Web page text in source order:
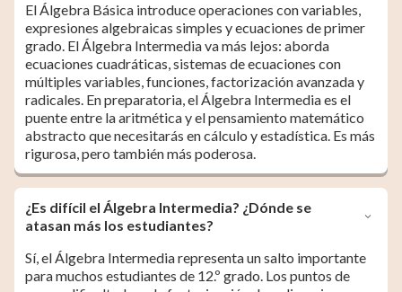
El Álgebra Básica introduce operaciones con variables,
expresiones algebraicas simples y ecuaciones de primer
grado. El Álgebra Intermedia va más lejos: aborda
ecuaciones cuadráticas, sistemas de ecuaciones con
múltiples variables, funciones, factorización avanzada y
radicales. En preparatoria, el Álgebra Intermedia es el
puente entre la aritmética y el pensamiento matemático
abstracto que necesitarás en cálculo y estadística. Es más
rigurosa, pero también más poderosa.
¿Es difícil el Álgebra Intermedia? ¿Dónde se
atasan más los estudiantes?
Sí, el Álgebra Intermedia representa un salto importante
para muchos estudiantes de 12.º grado. Los puntos de